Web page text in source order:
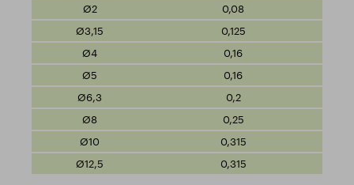
0,08
0,125
0,16
0,16
0,2
0,25
0,315
0,315